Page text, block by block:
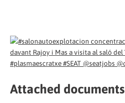
Attached documents